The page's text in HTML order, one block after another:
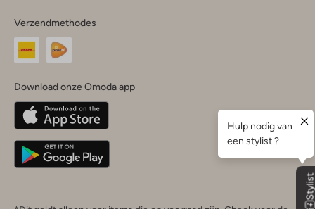
je
land
Nederland
Belgique(Français)
Deutschland
Verzendmethodes
Download onze Omoda app